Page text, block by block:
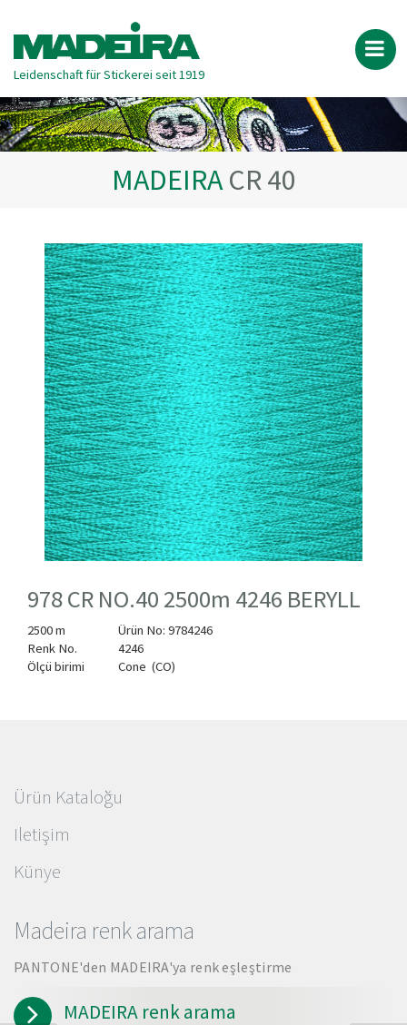
Leidenschaft für Stickerei seit 1919
MADEIRACR 40
978 CR NO.40 2500m 4246 BERYLL
2500 m
Ürün No: 9784246
Renk No.
4246
Ölçü birimi
Cone (CO)
Ürün Kataloğu
Iletişim
Künye
Madeira renk arama
PANTONE'den MADEIRA'ya renk eşleştirme
MADEIRA renk arama